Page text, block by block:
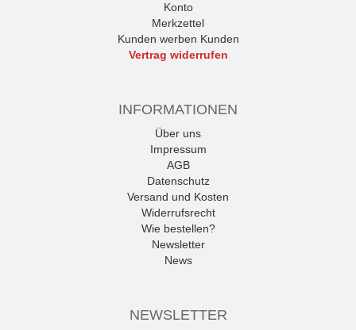
Konto
Merkzettel
Kunden werben Kunden
Vertrag widerrufen
INFORMATIONEN
Über uns
Impressum
AGB
Datenschutz
Versand und Kosten
Widerrufsrecht
Wie bestellen?
Newsletter
News
NEWSLETTER